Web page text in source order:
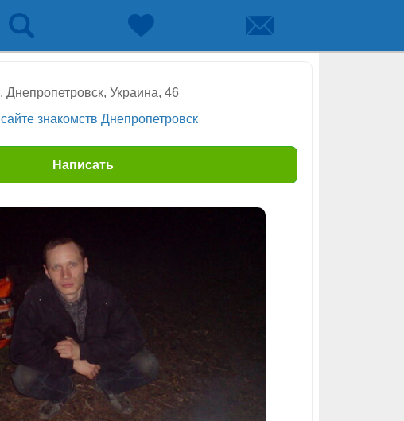
, Днепропетровск, Украина, 46
сайте знакомств Днепропетровск
Написать